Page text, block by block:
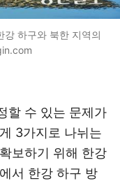
하구와 북한 지역의
할 수 있는 문제가
3가지로 나뉘는
보하기 위해 한강
서 한강 하구 방